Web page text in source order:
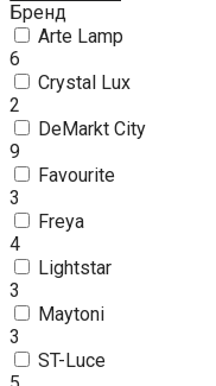
Бренд
Arte Lamp
6
Crystal Lux
2
DeMarkt City
9
Favourite
3
Freya
4
Lightstar
3
Maytoni
3
ST-Luce